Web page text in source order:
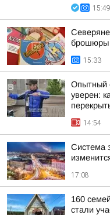
15:49
брошюры
15:33
Опытный
уверен:
14:54
Система
17:08
160
стали